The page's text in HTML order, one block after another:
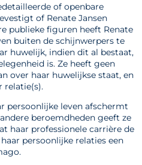
of openbare
of Renate Jansen
publieke figuren heeft Renate
buiten de schijnwerpers te
huwelijk, indien dit al bestaat,
is. Ze heeft geen
over haar huwelijkse staat, en
relatie(s).
persoonlijke leven afschermt
beroemdheden geeft ze
haar professionele carrière de
persoonlijke relaties een